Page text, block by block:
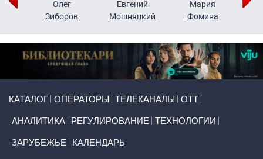
Олег
Зиборов
Евгений
Мошняцкий
Мария
Фомина
КАТАЛОГ ОПЕРАТОРЫ ТЕЛЕКАНАЛЫ ОТТ
АНАЛИТИКА РЕГУЛИРОВАНИЕ ТЕХНОЛОГИИ
ЗАРУБЕЖЬЕ КАЛЕНДАРЬ